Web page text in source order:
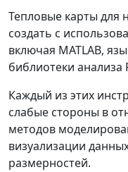
Тепловые карты для
создать с
включая MATLAB,
библиотеки анализа
Каждый из этих
слабые стороны в
методов
визуализации
размерностей.